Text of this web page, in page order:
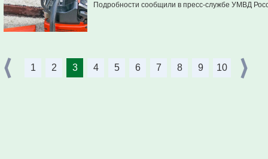
Подробности сообщили в пресс-службе УМВД
1 2 3 4 5 6 7 8 9 10